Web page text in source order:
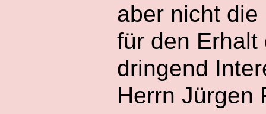
aber nicht
für den Erhalt
dringend
Herrn Jürgen